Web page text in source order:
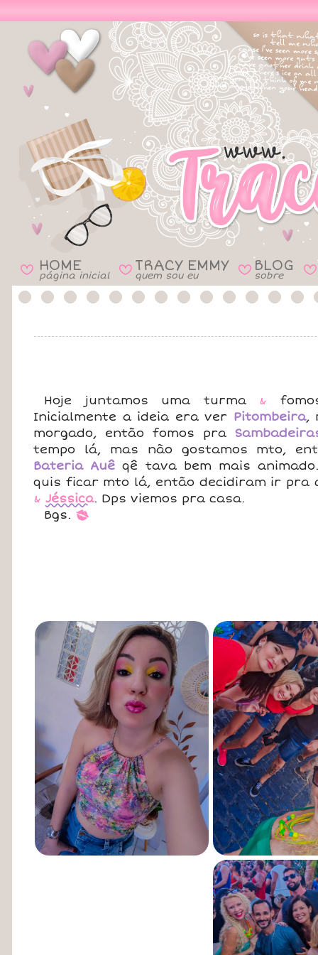
B HOME
página inicial B TRACY EMMY
quem sou eu B BLOG
sobre B
Hoje juntamos uma turma &
Inicialmente a ideia era ver Pitombeira,
morgado, então fomos pra
tempo lá, mas não gostamos mto,
Bateria Auê qê tava bem mais
quis ficar mto lá, então decidiram ir pra
& Jéssica. Dps viemos pra casa.
Bgs. *